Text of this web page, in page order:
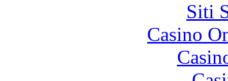
Siti
Casino